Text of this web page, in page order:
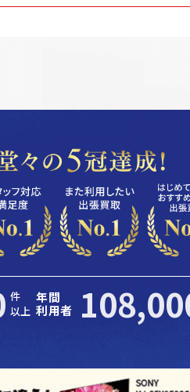
件
以上
年間
利用者